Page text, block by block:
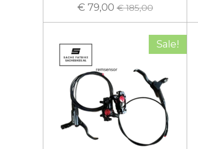
€ 79,00 € 185,00
Sale!